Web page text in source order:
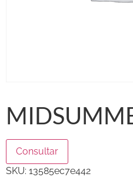
Consultar
SKU: 13585ec7e442